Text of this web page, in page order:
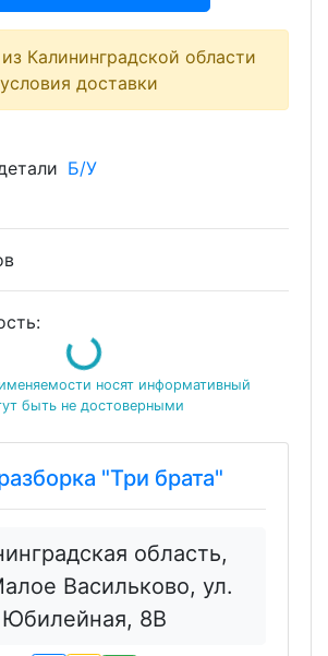
Калининградской области
доставки
Б/У
Loading...
носят информативный
быть не достоверными
"Три брата"
область,
Васильково, ул.
Юбилейная, 8В